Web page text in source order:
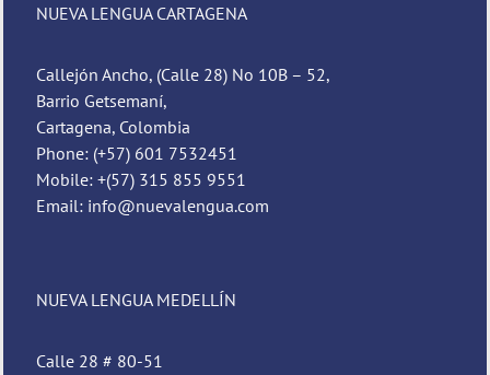
NUEVA LENGUA CARTAGENA
Callejón Ancho, (Calle 28) No 10B – 52,
Barrio Getsemaní,
Cartagena, Colombia
Phone: (+57) 601 7532451
Mobile: +(57) 315 855 9551
Email: info@nuevalengua.com
NUEVA LENGUA MEDELLÍN
Calle 28 # 80-51